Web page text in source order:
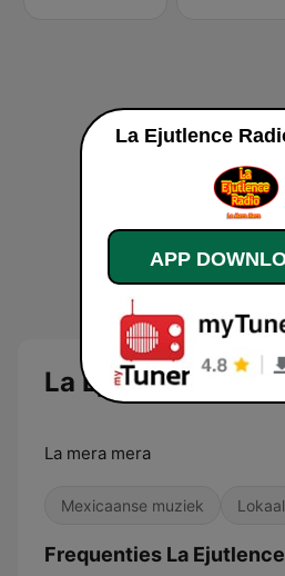
La Ejutlence Radio
La mera mera
Mexicaanse muziek Lokaal
Frequenties La
APP